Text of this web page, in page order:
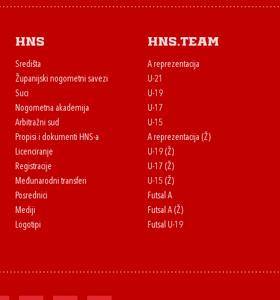
HNS
Središta
Županijski nogometni savezi
Suci
Nogometna akademija
Arbitražni sud
Propisi i dokumenti HNS-a
Licenciranje
Registracije
Međunarodni transferi
Posrednici
Mediji
Logotipi
HNS.team
A reprezentacija
U-21
U-19
U-17
U-15
A reprezentacija (Ž)
U-19 (Ž)
U-17 (Ž)
U-15 (Ž)
Futsal A
Futsal A (Ž)
Futsal U-19